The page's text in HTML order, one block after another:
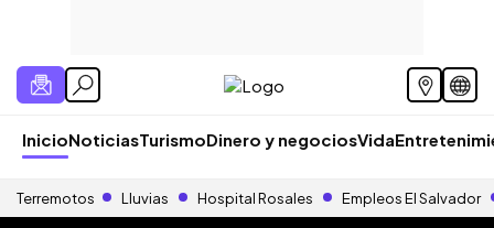
InicioNoticiasTurismoDinero y negociosVida
Terremotos Lluvias Hospital Rosales Empleos El Salvador